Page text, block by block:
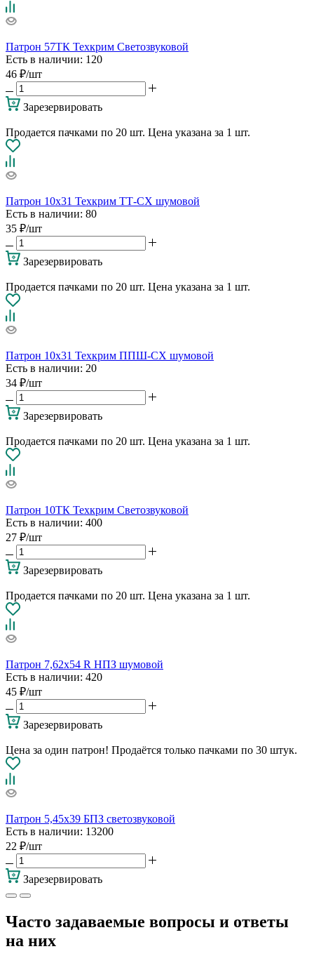
Патрон 57ТК Техкрим Светозвуковой
Есть в наличии: 120
46 ₽/шт
Зарезервировать
Продается пачками по 20 шт. Цена указана за 1 шт.
Патрон 10х31 Техкрим ТТ-СХ шумовой
Есть в наличии: 80
35 ₽/шт
Зарезервировать
Продается пачками по 20 шт. Цена указана за 1 шт.
Патрон 10х31 Техкрим ППШ-СХ шумовой
Есть в наличии: 20
34 ₽/шт
Зарезервировать
Продается пачками по 20 шт. Цена указана за 1 шт.
Патрон 10ТК Техкрим Светозвуковой
Есть в наличии: 400
27 ₽/шт
Зарезервировать
Продается пачками по 20 шт. Цена указана за 1 шт.
Патрон 7,62х54 R НПЗ шумовой
Есть в наличии: 420
45 ₽/шт
Зарезервировать
Цена за один патрон! Продаётся только пачками по 30 штук.
Патрон 5,45х39 БПЗ светозвуковой
Есть в наличии: 13200
22 ₽/шт
Зарезервировать
Часто задаваемые вопросы и ответы
на них